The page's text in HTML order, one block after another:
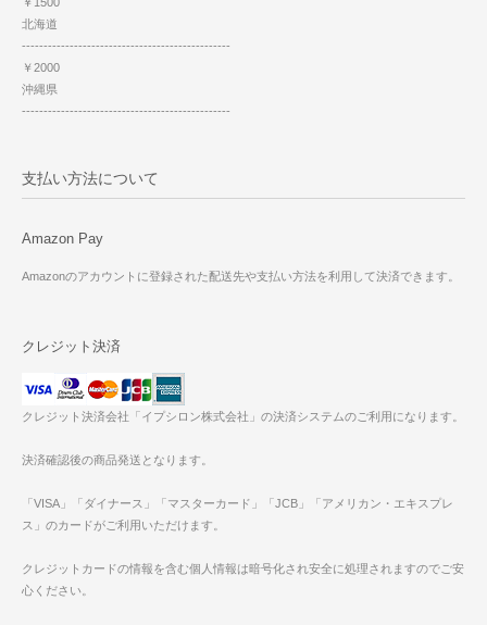
北海道
------------------------------------------------
￥2000
沖縄県
------------------------------------------------
支払い方法について
Amazon Pay
Amazonのアカウントに登録された配送先や支払い方法を利用して決済できます。
クレジット決済
クレジット決済会社「イプシロン株式会社」の決済システムのご利用になります。
決済確認後の商品発送となります。
「VISA」「ダイナース」「マスターカード」「JCB」「アメリカン・エキスプレ
ス」のカードがご利用いただけます。
クレジットカードの情報を含む個人情報は暗号化され安全に処理されますのでご安
心ください。